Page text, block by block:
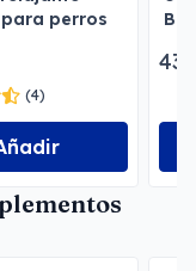
perros
(4)